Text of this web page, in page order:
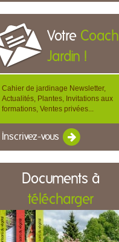
Votre Coach
Jardin !
Cahier de jardinage Newsletter,
Actualités, Plantes, Invitations aux
formations, Ventes privées...
Inscrivez-vous
Documents à
télécharger